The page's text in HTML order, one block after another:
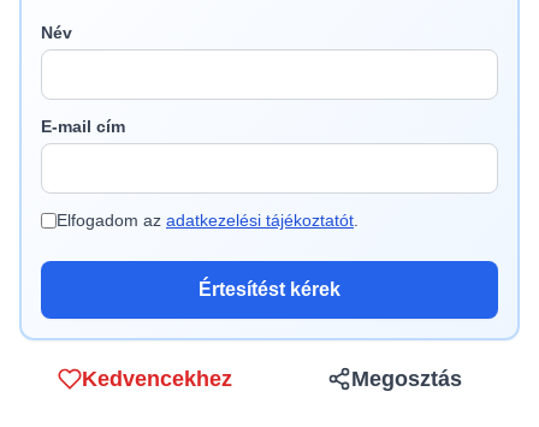
Név
E-mail cím
Elfogadom az adatkezelési tájékoztatót
Értesítést kérek
Kedvencekhez Megosztás